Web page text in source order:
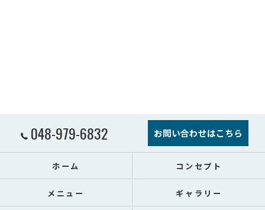
048-979-6832 お問い合わせはこちら
ホーム コンセプト
メニュー ギャラリー